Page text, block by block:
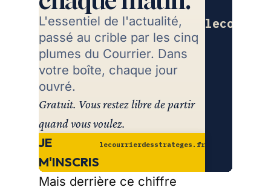
L'essentiel de l'actualité,
passé au crible par les cinq
plumes du Courrier. Dans
votre boîte, chaque jour
ouvré.
Gratuit. Vous restez libre de partir
quand vous voulez.
JE
M'INSCRIS
lecourrierdesstrateges.fr
Mais derrière ce chiffre